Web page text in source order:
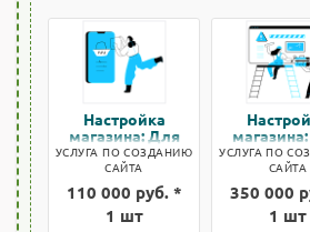
Настройка
магазина: Для
быстрого старта
УСЛУГА ПО СОЗДАНИЮ
САЙТА
110 000 руб. *
1 шт
ключ
УСЛУГА ПО
САЙТА
350 000
1 шт